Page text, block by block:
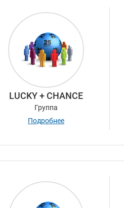
LUCKY + CHANCE
Группа
Подробнее